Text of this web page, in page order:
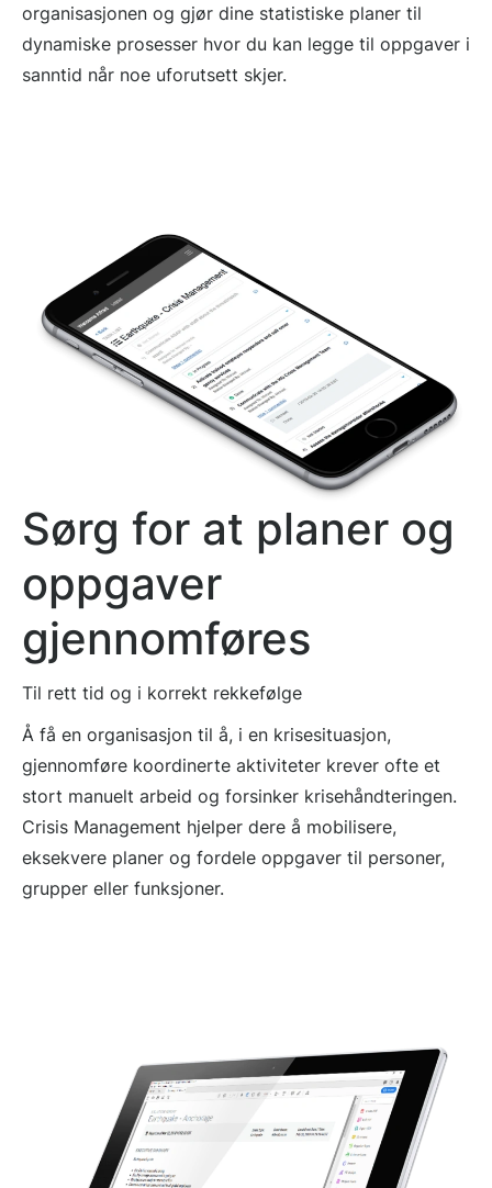
organisasjonen og gjør dine statistiske planer til
dynamiske prosesser hvor du kan legge til oppgaver i
sanntid når noe uforutsett skjer.
Sørg for at planer og
oppgaver
gjennomføres
Til rett tid og i korrekt rekkefølge
Å få en organisasjon til å, i en krisesituasjon,
gjennomføre koordinerte aktiviteter krever ofte et
stort manuelt arbeid og forsinker krisehåndteringen.
Crisis Management hjelper dere å mobilisere,
eksekvere planer og fordele oppgaver til personer,
grupper eller funksjoner.